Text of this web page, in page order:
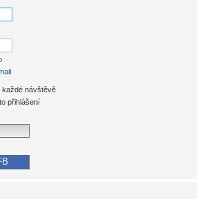
každé návštěvě
přihlášení